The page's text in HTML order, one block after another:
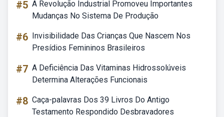
#5 A Revolução Industrial Promoveu Importantes
Mudanças No Sistema De Produção
#6 Invisibilidade Das Crianças Que Nascem Nos
Presídios Femininos Brasileiros
#7 A Deficiência Das Vitaminas Hidrossolúveis
Determina Alterações Funcionais
#8 Caça-palavras Dos 39 Livros Do Antigo
Testamento Respondido Desbravadores